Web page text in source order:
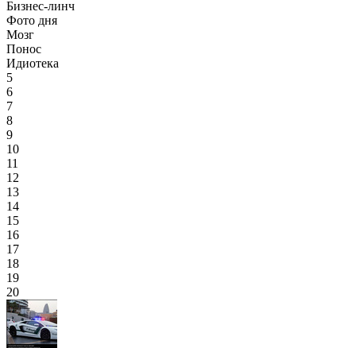
Бизнес-линч
Фото дня
Мозг
Понос
Идиотека
5
6
7
8
9
10
11
12
13
14
15
16
17
18
19
20